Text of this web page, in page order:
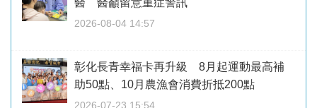
醫 醫籲留意重症警訊
2026-08-04 14:57
彰化長青幸福卡再升級 8月起運動最高補
助50點、10月農漁會消費折抵200點
2026-07-23 15:54